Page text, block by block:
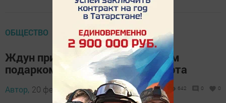
ОБЩЕСТВО
Ждун признан самым желанным
подарком на 23 февраля и 8 марта
Автор, 20 февраля 2017 - 18:31 642 0 0